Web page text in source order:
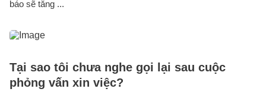
báo sẽ tăng ...
Tại sao tôi chưa nghe gọi lại sau cuộc
phỏng vấn xin việc?